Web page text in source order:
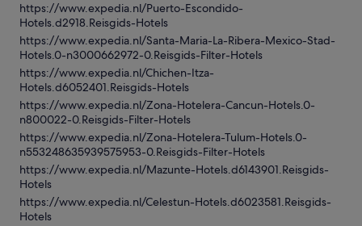
https://www.expedia.nl/Puerto-Escondido-
Hotels.d2918.Reisgids-Hotels
https://www.expedia.nl/Santa-Maria-La-Ribera-Mexico-Stad-
Hotels.0-n3000662972-0.Reisgids-Filter-Hotels
https://www.expedia.nl/Chichen-Itza-
Hotels.d6052401.Reisgids-Hotels
https://www.expedia.nl/Zona-Hotelera-Cancun-Hotels.0-
n800022-0.Reisgids-Filter-Hotels
https://www.expedia.nl/Zona-Hotelera-Tulum-Hotels.0-
n553248635939575953-0.Reisgids-Filter-Hotels
https://www.expedia.nl/Mazunte-Hotels.d6143901.Reisgids-
Hotels
https://www.expedia.nl/Celestun-Hotels.d6023581.Reisgids-
Hotels